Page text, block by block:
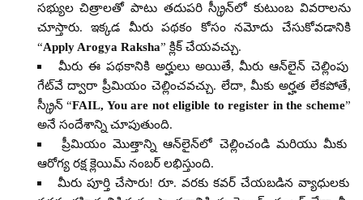
సభ్యుల చిత్రాలతో పాటు తదుపరి స్క్రీన్‌లో కుటుంబ వివరాలను
చూస్తారు. ఇక్కడ మీరు పథకం కోసం నమోదు చేసుకోవడానికి
“Apply Arogya Raksha” క్లిక్ చేయవచ్చు.
మీరు ఈ పథకానికి అర్హులు అయితే, మీరు ఆన్‌లైన్ చెల్లింపు
గేట్‌వే ద్వారా ప్రీమియం చెల్లించవచ్చు. లేదా, మీకు అర్హత లేకపోతే,
స్క్రీన్ “FAIL, You are not eligible to register in the scheme”
అనే సందేశాన్ని చూపుతుంది.
ప్రీమియం మొత్తాన్ని ఆన్‌లైన్‌లో చెల్లించండి మరియు మీకు
ఆరోగ్య రక్ష క్లెయిమ్ నంబర్ లభిస్తుంది.
మీరు పూర్తి చేసారు! రూ. వరకు కవర్ చేయబడిన వ్యాధులకు